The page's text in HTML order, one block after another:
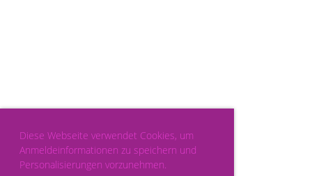
Diese Webseite verwendet Cookies, um
Anmeldeinformationen zu speichern und
Personalisierungen vorzunehmen.